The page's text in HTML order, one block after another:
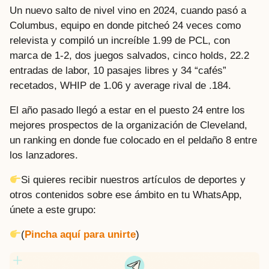
Un nuevo salto de nivel vino en 2024, cuando pasó a
Columbus, equipo en donde pitcheó 24 veces como
relevista y compiló un increíble 1.99 de PCL, con
marca de 1-2, dos juegos salvados, cinco holds, 22.2
entradas de labor, 10 pasajes libres y 34 “cafés”
recetados, WHIP de 1.06 y average rival de .184.
El año pasado llegó a estar en el puesto 24 entre los
mejores prospectos de la organización de Cleveland,
un ranking en donde fue colocado en el peldaño 8 entre
los lanzadores.
Si quieres recibir nuestros artículos de deportes y
otros contenidos sobre ese ámbito en tu WhatsApp,
únete a este grupo:
(Pincha aquí para unirte)